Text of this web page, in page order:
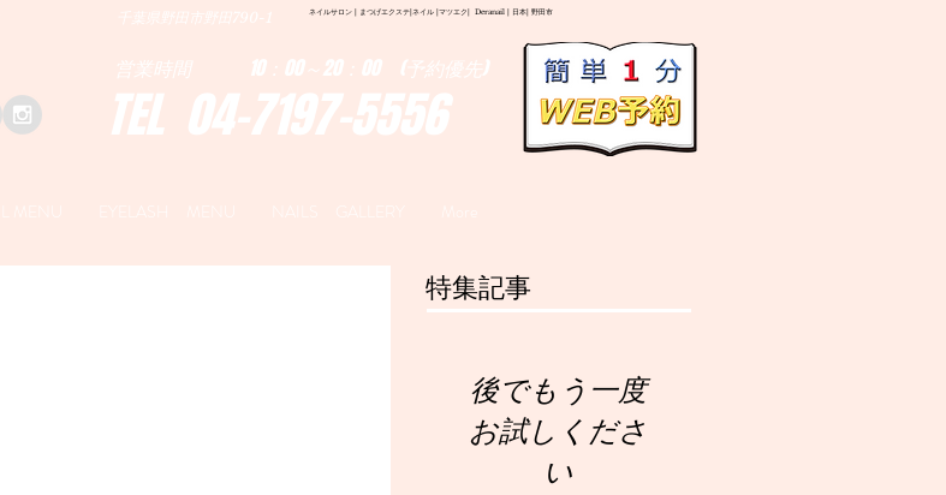
ネイルサロン | まつげエクステ|ネイル |マツエク| Deranail | 日本| 野田市
千葉県野田市野田790-1
TEL 04-7197-5556
営業時間 10：00～20：00 (予約優先)
特集記事
後でもう一度
お試しくださ
い